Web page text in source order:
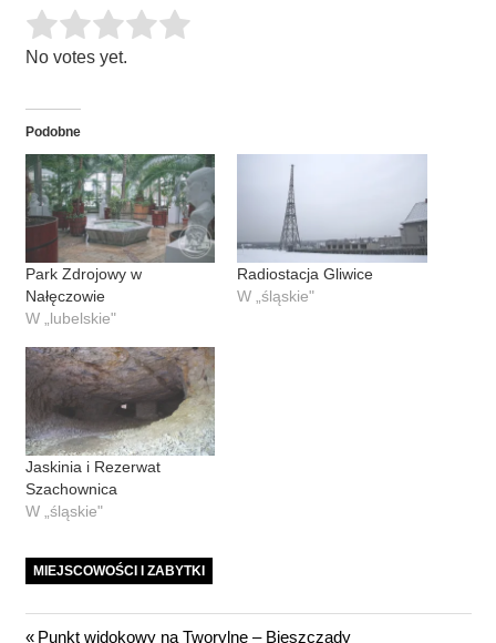
Rate this item:
No votes yet.
Podobne
Park Zdrojowy w
Nałęczowie
W „lubelskie"
Radiostacja Gliwice
W „śląskie"
Jaskinia i Rezerwat
Szachownica
W „śląskie"
MIEJSCOWOŚCI I ZABYTKI
Previous
Punkt widokowy na Tworylne – Bieszczady